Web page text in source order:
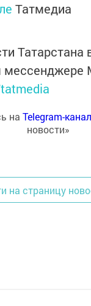
Татмедиа
Татарстана
мессенджере
на Telegram-канал
новости»
на страницу